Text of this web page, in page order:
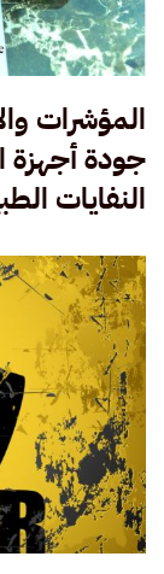
المؤشرات
جودة أجهزة
النفايات